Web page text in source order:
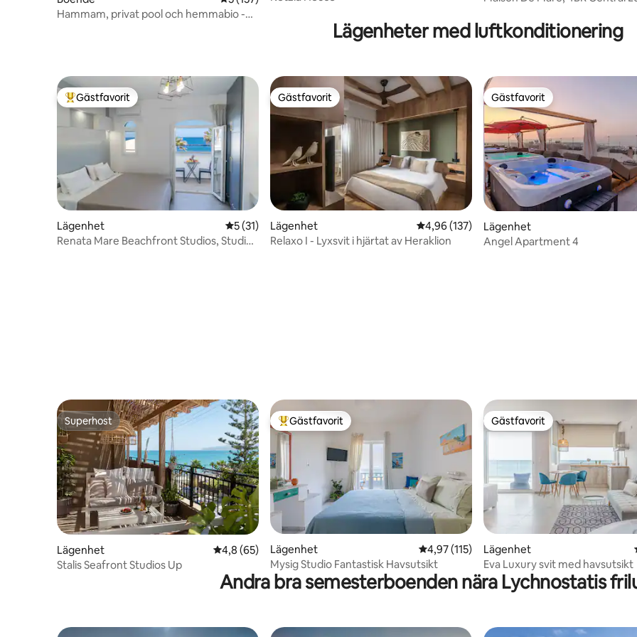
Hammam, privat pool och hemmabio -
Lägenheter med luftkonditionering
Populär gästfavorit
Gästfavorit
Lägenhet 5 av 5 i genomsnittligt betyg, 31 omdömen
5 (31)
Renata Mare Beachfront Studios, Studio
Gästfavorit
Gästfavorit
Lägenhet 4,96 av 5 i genomsnittligt betyg, 137
4,96 (137)
Relaxo I - Lyxsvit i hjärtat av Heraklion
Gästfavorit
Gästfavorit
Lägenhet
Angel Apartment 4
Superhost
Superhost
Lägenhet 4,8 av 5 i genomsnittligt betyg, 65 omdömen
4,8 (65)
Stalis Seafront Studios Up
Populär gästfavorit
Gästfavorit
Lägenhet 4,97 av 5 i genomsnittligt betyg, 115
4,97 (115)
Mysig Studio Fantastisk Havsutsikt
Gästfavorit
Gästfavorit
Lägenhet
Eva Luxury svit med havsutsikt
Andra bra semesterboenden nära Lychnostatis